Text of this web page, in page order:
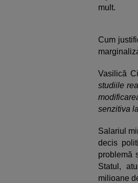
mult.
Cum
Vasilică
studiile
senzitiva
Salariul
decis
problemă
Statul,
milioane